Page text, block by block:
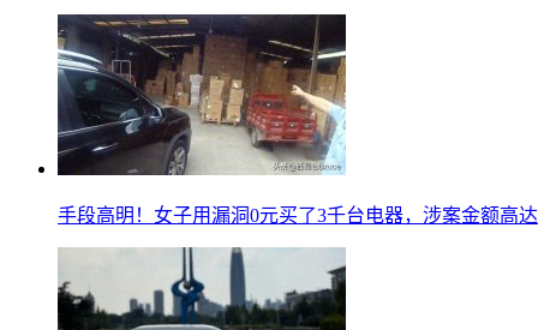
手段高明！女子用漏洞0元买了3千台电器，涉案金额高